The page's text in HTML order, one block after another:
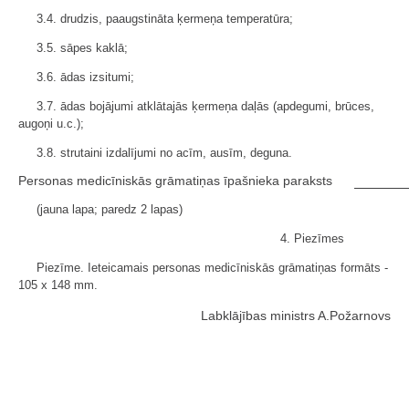
3.4. drudzis, paaugstināta ķermeņa temperatūra;
3.5. sāpes kaklā;
3.6. ādas izsitumi;
3.7. ādas bojājumi atklātajās ķermeņa daļās (apdegumi, brūces,
augoņi u.c.);
3.8. strutaini izdalījumi no acīm, ausīm, deguna.
Personas medicīniskās grāmatiņas īpašnieka paraksts
(jauna lapa; paredz 2 lapas)
4. Piezīmes
Piezīme. Ieteicamais personas medicīniskās grāmatiņas formāts -
105 x 148 mm.
Labklājības ministrs A.Požarnovs